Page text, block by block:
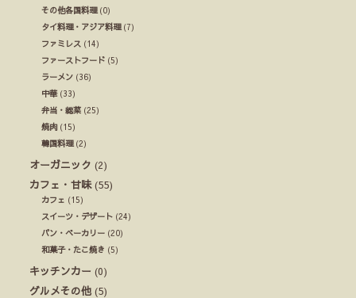
その他各国料理(0)
タイ料理・アジア料理(7)
ファミレス (14)
ファーストフード (5)
ラーメン (36)
中華(33)
弁当・総菜 (25)
焼肉 (15)
韓国料理(2)
オーガニック (2)
カフェ・甘味(55)
カフェ (15)
スイーツ・デザート (24)
パン・ベーカリー (20)
和菓子・たこ焼き (5)
キッチンカー (0)
グルメその他 (5)